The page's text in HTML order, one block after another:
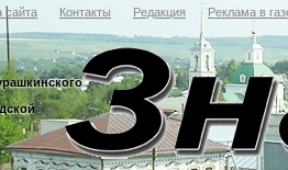
сайта Контакты Редакция Реклама в